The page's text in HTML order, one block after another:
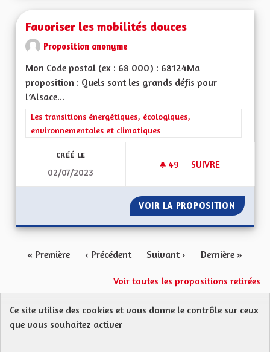
Favoriser les mobilités douces
Proposition anonyme
Mon Code postal (ex : 68 000) : 68124Ma
proposition : Quels sont les grands défis pour
l’Alsace...
Filtrer les résultats de la catégorie : Les transitions
Les transitions énergétiques, écologiques,
environnementales et climatiques
CRÉÉ LE
02/07/2023
49 49 ABONNÉS
SUIVRE
VOIR LA PROPOSITION
« Première ‹ Précédent Suivant › Dernière »
Voir toutes les propositions retirées
Protection des Données
Ce site utilise des cookies et vous donne le contrôle sur ceux
que vous souhaitez activer